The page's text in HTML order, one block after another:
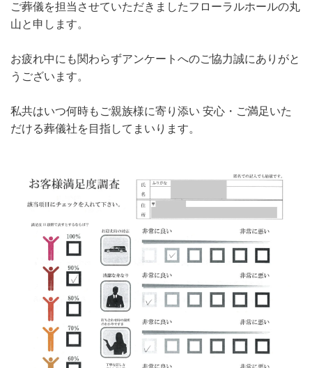
ご葬儀を担当させていただきましたフローラルホールの丸
山と申します。
お疲れ中にも関わらずアンケートへのご協力誠にありがと
うございます。
私共はいつ何時もご親族様に寄り添い 安心・ご満足いた
だける葬儀社を目指してまいります。